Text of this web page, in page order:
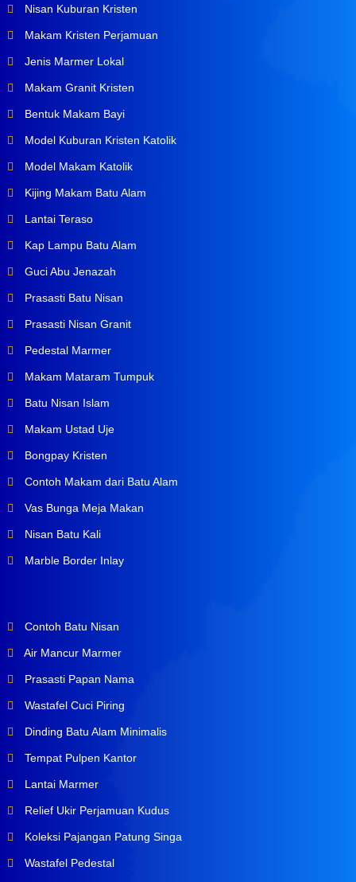
Nisan Kuburan Kristen
Makam Kristen Perjamuan
Jenis Marmer Lokal
Makam Granit Kristen
Bentuk Makam Bayi
Model Kuburan Kristen Katolik
Model Makam Katolik
Kijing Makam Batu Alam
Lantai Teraso
Kap Lampu Batu Alam
Guci Abu Jenazah
Prasasti Batu Nisan
Prasasti Nisan Granit
Pedestal Marmer
Makam Mataram Tumpuk
Batu Nisan Islam
Makam Ustad Uje
Bongpay Kristen
Contoh Makam dari Batu Alam
Vas Bunga Meja Makan
Nisan Batu Kali
Marble Border Inlay
Contoh Batu Nisan
Air Mancur Marmer
Prasasti Papan Nama
Wastafel Cuci Piring
Dinding Batu Alam Minimalis
Tempat Pulpen Kantor
Lantai Marmer
Relief Ukir Perjamuan Kudus
Koleksi Pajangan Patung Singa
Wastafel Pedestal